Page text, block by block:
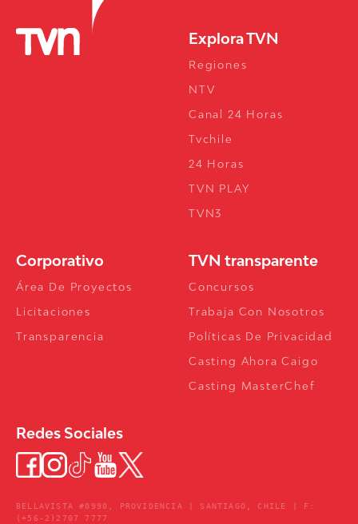
Explora TVN
Regiones
NTV
Canal 24 Horas
Tvchile
24 Horas
TVN PLAY
TVN3
Corporativo
Área De Proyectos
Licitaciones
Transparencia
TVN transparente
Concursos
Trabaja Con Nosotros
Políticas De Privacidad
Casting Ahora Caigo
Casting MasterChef
Redes Sociales
BELLAVISTA #0990, PROVIDENCIA | SANTIAGO, CHILE | F:
(+56-2)2707 7777